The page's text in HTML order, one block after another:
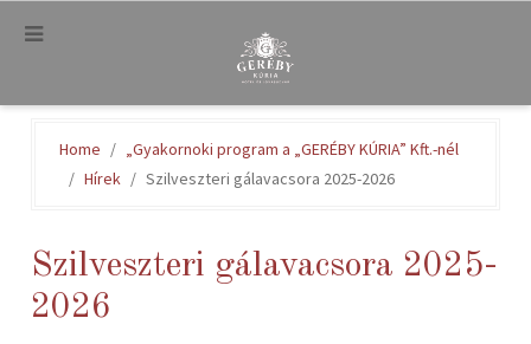
.
Home
„Gyakornoki program a „GERÉBY KÚRIA” Kft.-nél
Hírek
Szilveszteri gálavacsora 2025-2026
Szilveszteri gálavacsora 2025-
2026